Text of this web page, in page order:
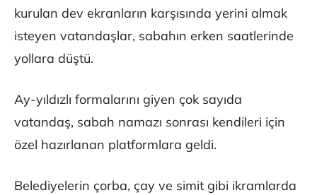
kurulan dev ekranların karşısında yerini almak
isteyen vatandaşlar, sabahın erken saatlerinde
yollara düştü.
Ay-yıldızlı formalarını giyen çok sayıda
vatandaş, sabah namazı sonrası kendileri için
özel hazırlanan platformlara geldi.
Belediyelerin çorba, çay ve simit gibi ikramlarda